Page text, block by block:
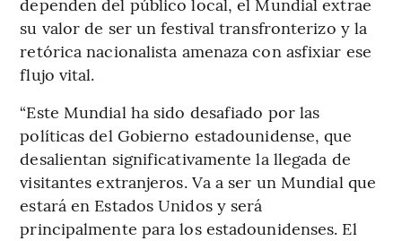
su valor de ser un festival transfronterizo y la
retórica nacionalista amenaza con asfixiar ese
flujo vital.
“Este Mundial ha sido desafiado por las
políticas del Gobierno estadounidense, que
desalientan significativamente la llegada de
visitantes extranjeros. Va a ser un Mundial que
estará en Estados Unidos y será
principalmente para los estadounidenses. El